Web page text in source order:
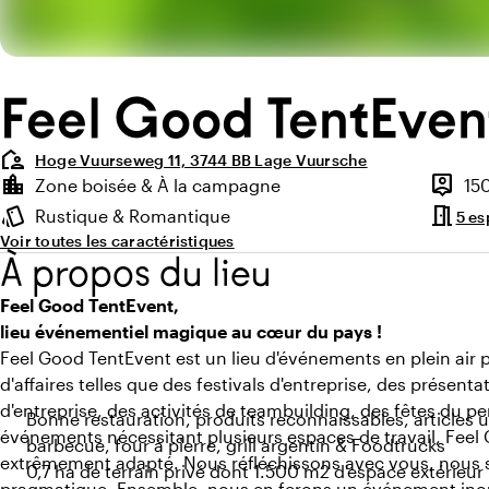
Feel Good
location_away
Hoge Vuurseweg 11, 3744 BB Lage Vuursche
Points forts
location_city
Environnement
Zone boisée & À la campagne person_pin
style
Ambiance
Rustique & Romantique meeting_room 5
Voir toutes les caractéristiques
À propos du lieu
Feel Good TentEvent,
lieu événementiel magique au cœur du pays !
Feel Good TentEvent est un lieu d'événements en plein
d'affaires telles que des festivals d'entreprise, des
d'entreprise, des activités de teambuilding, des fêtes du
événements nécessitant plusieurs espaces de travail,
extrêmement adapté. Nous réfléchissons avec vous,
Bonne restauration, produits reconnaissables, articles
barbecue, four à pierre, grill argentin & Foodtrucks
0,7 ha de terrain privé dont 1.500 m2 d'espace